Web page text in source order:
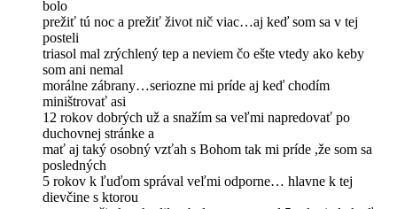
bolo
prežiť tú noc a prežiť život nič viac…aj keď som sa v tej
posteli
triasol mal zrýchlený tep a neviem čo ešte vtedy ako keby
som ani nemal
morálne zábrany…seriozne mi príde aj keď chodím
miništrovať asi
12 rokov dobrých už a snažím sa veľmi napredovať po
duchovnej stránke a
mať aj taký osobný vzťah s Bohom tak mi príde ,že som sa
posledných
5 rokov k ľuďom správal veľmi odporne… hlavne k tej
dievčine s ktorou